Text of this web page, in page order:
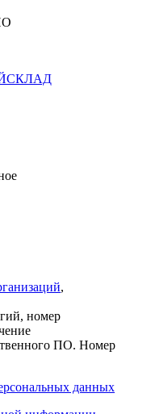
,
номер
ПО. Номер
данных